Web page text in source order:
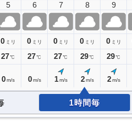
5
0 ミリ
27℃
0 m/s
6
0 ミリ
27℃
0 m/s
7
0 ミリ
27℃
1 m/s
8
0 ミリ
29℃
2 m/s
9
0 ミリ
29℃
2 m/s
1時間毎